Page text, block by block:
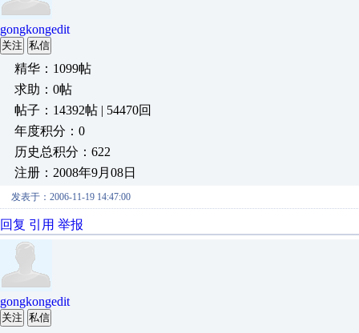
gongkongedit
关注 私信
精华：1099帖
求助：0帖
帖子：14392帖 | 54470回
年度积分：0
历史总积分：622
注册：2008年9月08日
发表于：2006-11-19 14:47:00
回复 引用 举报
gongkongedit
关注 私信